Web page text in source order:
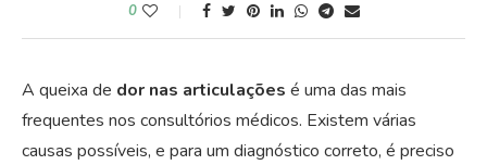
0
A queixa de dor nas articulações é uma das mais
frequentes nos consultórios médicos. Existem várias
causas possíveis, e para um diagnóstico correto, é preciso